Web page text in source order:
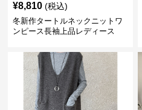
¥8,810 (税込)
冬新作タートルネックニットワ
ンピース長袖上品レディース